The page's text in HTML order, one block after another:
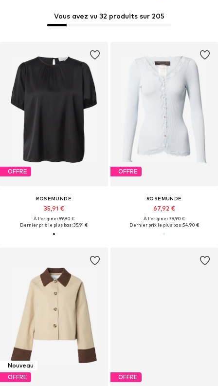
Vous avez vu 32 produits sur 205
OFFRE
ROSEMUNDE
35,91 €
À l'origine : 99,90 €
Dernier prix le plus bas :35,91 €
OFFRE
ROSEMUNDE
67,92 €
À l'origine : 79,90 €
Dernier prix le plus bas :54,90 €
Nouveau
OFFRE
OFFRE